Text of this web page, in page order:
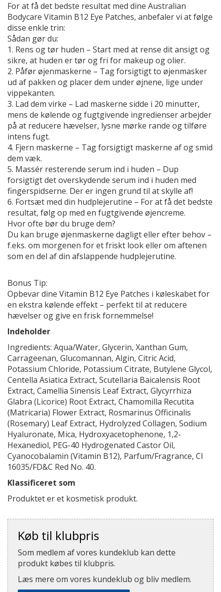
For at få det bedste resultat med dine Australian
Bodycare Vitamin B12 Eye Patches, anbefaler vi at følge
disse enkle trin:
Sådan gør du:
1. Rens og tør huden – Start med at rense dit ansigt og
sikre, at huden er tør og fri for makeup og olier.
2. Påfør øjenmaskerne – Tag forsigtigt to øjenmasker
ud af pakken og placer dem under øjnene, lige under
vippekanten.
3. Lad dem virke – Lad maskerne sidde i 20 minutter,
mens de kølende og fugtgivende ingredienser arbejder
på at reducere hævelser, lysne mørke rande og tilføre
intens fugt.
4. Fjern maskerne – Tag forsigtigt maskerne af og smid
dem væk.
5. Massér resterende serum ind i huden – Dup
forsigtigt det overskydende serum ind i huden med
fingerspidserne. Der er ingen grund til at skylle af!
6. Fortsæt med din hudplejerutine – For at få det bedste
resultat, følg op med en fugtgivende øjencreme.
Hvor ofte bør du bruge dem?
Du kan bruge øjenmaskerne dagligt eller efter behov –
f.eks. om morgenen for et friskt look eller om aftenen
som en del af din afslappende hudplejerutine.
Bonus Tip:
Opbevar dine Vitamin B12 Eye Patches i køleskabet for
en ekstra kølende effekt – perfekt til at reducere
hævelser og give en frisk fornemmelse!
Indeholder
Ingredients: Aqua/Water, Glycerin, Xanthan Gum,
Carrageenan, Glucomannan, Algin, Citric Acid,
Potassium Chloride, Potassium Citrate, Butylene Glycol,
Centella Asiatica Extract, Scutellaria Baicalensis Root
Extract, Camellia Sinensis Leaf Extract, Glycyrrhiza
Glabra (Licorice) Root Extract, Chamomilla Recutita
(Matricaria) Flower Extract, Rosmarinus Officinalis
(Rosemary) Leaf Extract, Hydrolyzed Collagen, Sodium
Hyaluronate, Mica, Hydroxyacetophenone, 1,2-
Hexanediol, PEG-40 Hydrogenated Castor Oil,
Cyanocobalamin (Vitamin B12), Parfum/Fragrance, CI
16035/FD&C Red No. 40.
Klassificeret som
Produktet er et kosmetisk produkt.
Køb til klubpris
Som medlem af vores kundeklub kan dette
produkt købes til klubpris.
Læs mere om vores kundeklub og bliv medlem.